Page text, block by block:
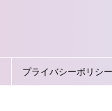
プライバシーポリシー